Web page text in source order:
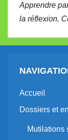
Apprendre
la réflexion.
Accueil
Dossiers et
Mutilations